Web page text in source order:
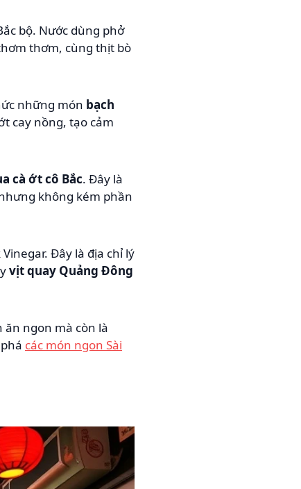
bộ. Nước dùng phở
thơm, cùng thịt bò
những món bạch
cay nồng, tạo cảm
cà ớt cô Bắc. Đây là
không kém phần
Đây là địa chỉ lý
vịt quay Quảng Đông
ăn ngon mà còn là
các món ngon Sài